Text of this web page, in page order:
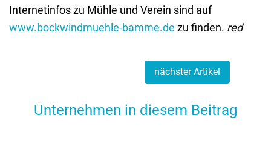
Internetinfos zu Mühle und Verein sind auf
www.bockwindmuehle-bamme.de zu finden. red
nächster Artikel
Unternehmen in diesem Beitrag